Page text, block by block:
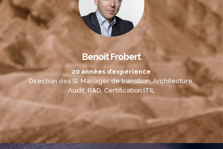
Benoit Frobert
20 années d’expérience
Direction des SI, Manager de transition, Architecture,
Audit, R&D, Certification ITIL
Lecteur